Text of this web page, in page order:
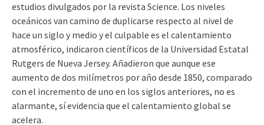
estudios divulgados por la revista Science. Los niveles
oceánicos van camino de duplicarse respecto al nivel de
hace un siglo y medio y el culpable es el calentamiento
atmosférico, indicaron científicos de la Universidad Estatal
Rutgers de Nueva Jersey. Añadieron que aunque ese
aumento de dos milímetros por año desde 1850, comparado
con el incremento de uno en los siglos anteriores, no es
alarmante, sí evidencia que el calentamiento global se
acelera.